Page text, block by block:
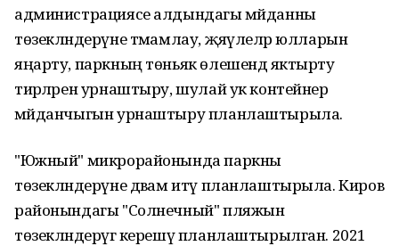
администрациясе алдындагы мәйданны
төзекләндерүне тәмамлау, җәяүлеләр юлларын
яңарту, паркның төньяк өлешендә яктырту
тирәләрен урнаштыру, шулай ук контейнер
мәйданчыгын урнаштыру планлаштырыла.
"Южный" микрорайонында паркны
төзекләндерүне дәвам итү планлаштырыла. Киров
районындагы "Солнечный" пляжын
төзекләндерүгә керешү планлаштырылган. 2021